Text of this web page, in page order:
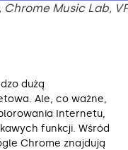
Music Lab,
dużą
Ale, co ważne,
Internetu,
funkcji. Wśród
Chrome znajdują